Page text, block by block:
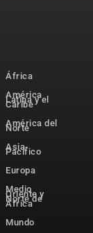
África
América
Latina y el
Caribe
América del
Norte
Asia-
Pacífico
Europa
Medio
Oriente y
Norte de
África
Mundo